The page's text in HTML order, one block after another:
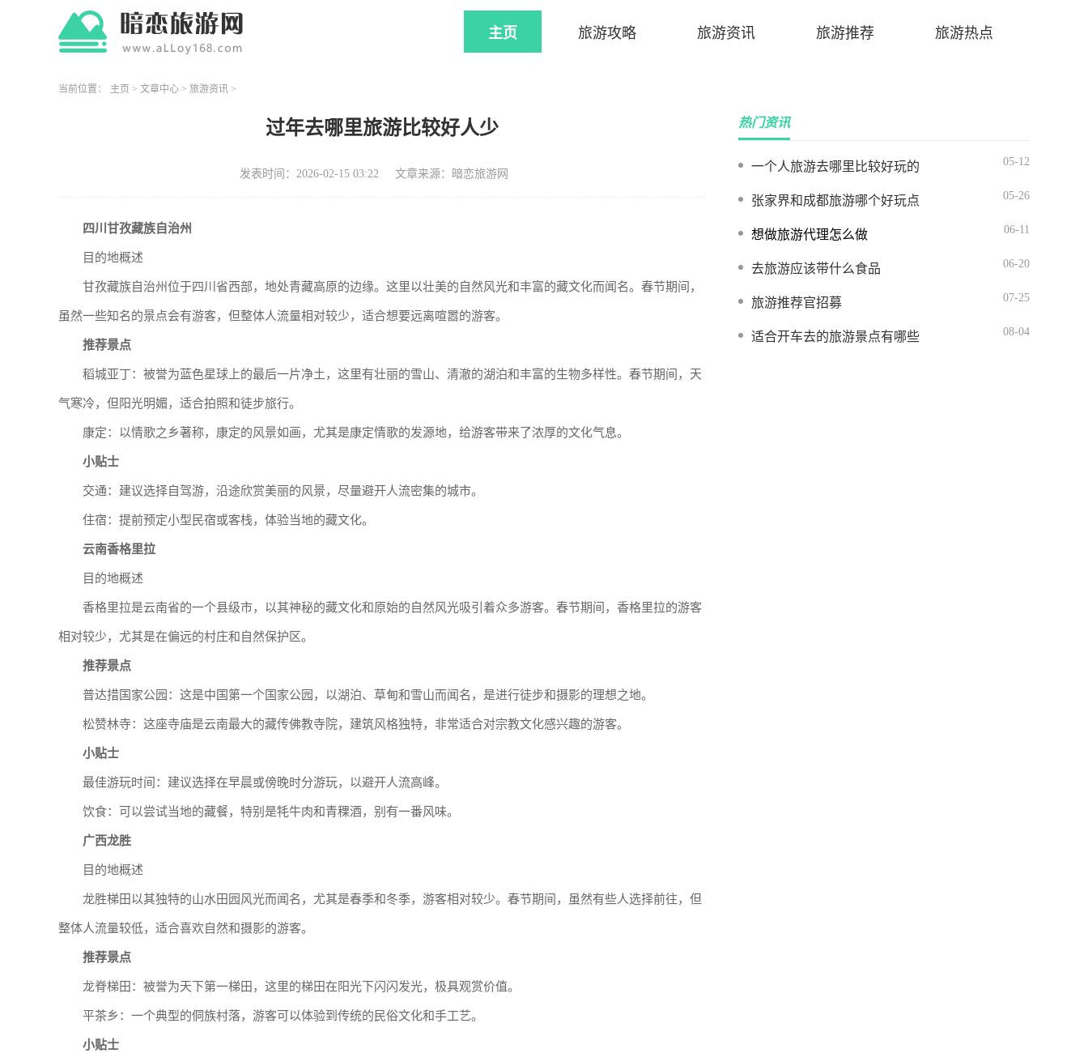
主页 旅游攻略 旅游资讯 旅游推荐 旅游热点
当前位置： 主页 > 文章中心 > 旅游资讯 >
过年去哪里旅游比较好人少
发表时间：2026-02-15 03:22 文章来源：暗恋旅游网
四川甘孜藏族自治州
目的地概述
甘孜藏族自治州位于四川省西部，地处青藏高原的边缘。这里以壮美的自然风光和丰富的藏文化而闻名。春节期间，
虽然一些知名的景点会有游客，但整体人流量相对较少，适合想要远离喧嚣的游客。
推荐景点
稻城亚丁：被誉为蓝色星球上的最后一片净土，这里有壮丽的雪山、清澈的湖泊和丰富的生物多样性。春节期间，天
气寒冷，但阳光明媚，适合拍照和徒步旅行。
康定：以情歌之乡著称，康定的风景如画，尤其是康定情歌的发源地，给游客带来了浓厚的文化气息。
小贴士
交通：建议选择自驾游，沿途欣赏美丽的风景，尽量避开人流密集的城市。
住宿：提前预定小型民宿或客栈，体验当地的藏文化。
云南香格里拉
目的地概述
香格里拉是云南省的一个县级市，以其神秘的藏文化和原始的自然风光吸引着众多游客。春节期间，香格里拉的游客
相对较少，尤其是在偏远的村庄和自然保护区。
推荐景点
普达措国家公园：这是中国第一个国家公园，以湖泊、草甸和雪山而闻名，是进行徒步和摄影的理想之地。
松赞林寺：这座寺庙是云南最大的藏传佛教寺院，建筑风格独特，非常适合对宗教文化感兴趣的游客。
小贴士
最佳游玩时间：建议选择在早晨或傍晚时分游玩，以避开人流高峰。
饮食：可以尝试当地的藏餐，特别是牦牛肉和青稞酒，别有一番风味。
广西龙胜
目的地概述
龙胜梯田以其独特的山水田园风光而闻名，尤其是春季和冬季，游客相对较少。春节期间，虽然有些人选择前往，但
整体人流量较低，适合喜欢自然和摄影的游客。
推荐景点
龙脊梯田：被誉为天下第一梯田，这里的梯田在阳光下闪闪发光，极具观赏价值。
平茶乡：一个典型的侗族村落，游客可以体验到传统的民俗文化和手工艺。
小贴士
热门资讯
一个人旅游去哪里比较好玩的 05-12
张家界和成都旅游哪个好玩点 05-26
想做旅游代理怎么做 06-11
去旅游应该带什么食品 06-20
旅游推荐官招募 07-25
适合开车去的旅游景点有哪些 08-04